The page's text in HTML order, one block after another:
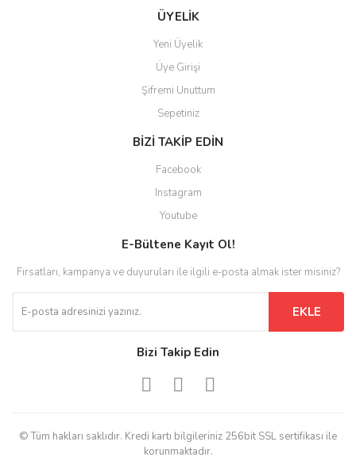
ÜYELİK
Yeni Üyelik
Üye Girişi
Şifremi Unuttum
Sepetiniz
BİZİ TAKİP EDİN
Facebook
Instagram
Youtube
E-Bültene Kayıt Ol!
Fırsatları, kampanya ve duyuruları ile ilgili e-posta almak ister misiniz?
EKLE
Bizi Takip Edin
© Tüm hakları saklıdır. Kredi kartı bilgileriniz 256bit SSL sertifikası ile
korunmaktadır.